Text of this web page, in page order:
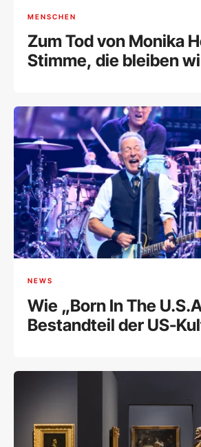
MENSCHEN
Zum Tod von Monika
Stimme, die bleiben
NEWS
Wie „Born In The
Bestandteil der US-